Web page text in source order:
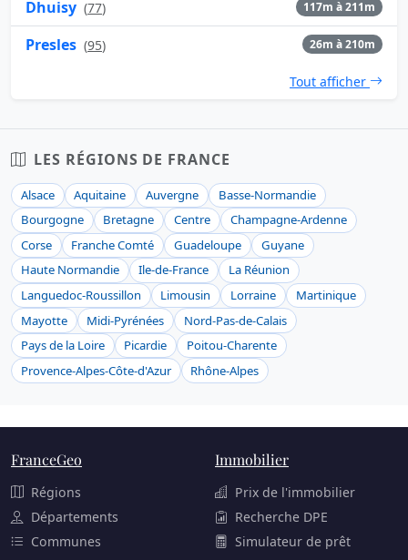
Dhuisy (77) 117m à 211m
Presles (95) 26m à 210m
Tout afficher
LES RÉGIONS DE FRANCE
Alsace Aquitaine Auvergne
Basse-Normandie
Bourgogne
Bretagne Centre
Champagne-Ardenne
Corse
Franche Comté Guadeloupe
Guyane
Haute Normandie
Ile-de-France
La Réunion
Languedoc-Roussillon
Limousin Lorraine
Martinique
Mayotte
Midi-Pyrénées
Nord-Pas-de-Calais
Pays de la Loire
Picardie
Poitou-Charente
Provence-Alpes-Côte-d'Azur
Rhône-Alpes
FranceGeo
Régions
Départements
Communes
Immobilier
Prix de l'immobilier
Recherche DPE
Simulateur de prêt